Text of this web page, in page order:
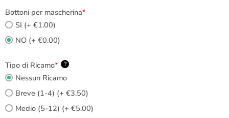
Bottoni per mascherina*
SI (+ €1.00)
NO (+ €0.00)
Tipo di Ricamo* ?
Nessun Ricamo
Breve (1-4) (+ €3.50)
Medio (5-12) (+ €5.00)